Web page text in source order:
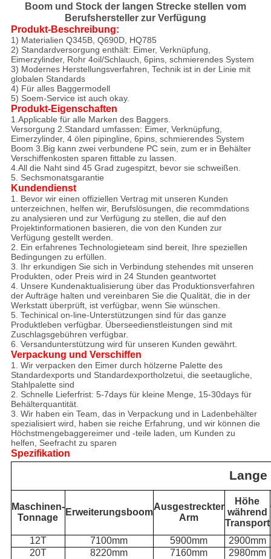
Boom und Stock der langen Strecke stellen vom
Berufshersteller zur Verfügung
Produkt-Beschreibung:
1) Materialien Q345B, Q690D, HQ785
2) Standardversorgung enthält: Eimer, Verknüpfung,
Eimerzylinder, Rohr 4oil/Schlauch, 6pins, schmierendes System
3) Modernes Herstellungsverfahren, Technik ist in der Linie mit
globalen Standards
4) Für alles Baggermodell
5) Soem-Service ist auch okay.
Produkt-Eigenschaften
1.Applicable für alle Marken des Baggers.
Versorgung 2.Standard umfassen: Eimer, Verknüpfung,
Eimerzylinder, 4 ölen pipingline, 6pins, schmierendes System
Boom 3.Big kann zwei verbundene PC sein, zum er in Behälter
Verschiffenkosten sparen fittable zu lassen.
4.All die Naht sind 45 Grad zugespitzt, bevor sie schweißen.
5. Sechsmonatsgarantie
Kundendienst
1. Bevor wir einen offiziellen Vertrag mit unseren Kunden
unterzeichnen, helfen wir, Berufslösungen, die recommdations
zu analysieren und zur Verfügung zu stellen, die auf den
Projektinformationen basieren, die von den Kunden zur
Verfügung gestellt werden.
2. Ein erfahrenes Technologieteam sind bereit, Ihre speziellen
Bedingungen zu erfüllen.
3. Ihr erkundigen Sie sich in Verbindung stehendes mit unseren
Produkten, oder Preis wird in 24 Stunden geantwortet
4. Unsere Kundenaktualisierung über das Produktionsverfahren
der Aufträge halten und vereinbaren Sie die Qualität, die in der
Werkstatt überprüft, ist verfügbar, wenn Sie wünschen.
5. Techinical on-line-Unterstützungen sind für das ganze
Produktleben verfügbar. Überseedienstleistungen sind mit
Zuschlagsgebühren verfügbar.
6. Versandunterstützung wird für unseren Kunden gewährt.
Verpackung und Verschiffen
1. Wir verpacken den Eimer durch hölzerne Palette des
Standardexports und Standardexportholzetui, die seetaugliche,
Stahlpalette sind
2. Schnelle Lieferfrist: 5-7days für kleine Menge, 15-30days für
Behälterquantität.
3. Wir haben ein Team, das in Verpackung und in Ladenbehälter
spezialisiert wird, haben sie reiche Erfahrung, und wir können die
Höchstmengebaggereimer und -teile laden, um Kunden zu
helfen, Seefracht zu sparen
Spezifikation
Lange
Maschinen-
Tonnage
Erweiterungsboom
Ausgestreckter
Arm
Höhe
während
Transport
12T 7100mm 5900mm
2900mm
20T
8220mm 7160mm
2980mm